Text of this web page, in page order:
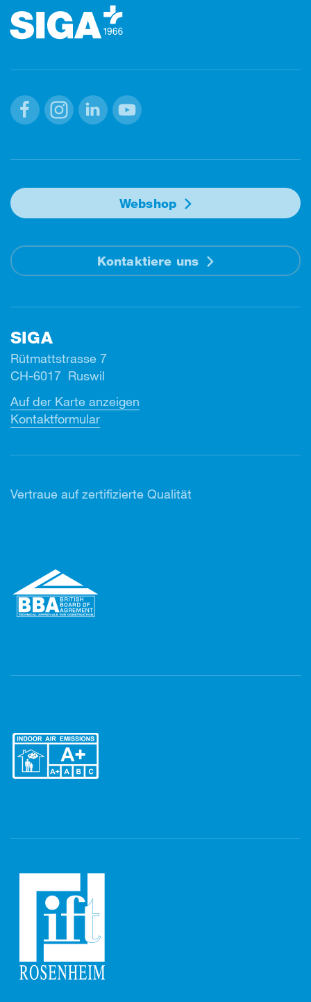
Webshop
Kontaktiere uns
SIGA
Rütmattstrasse 7
CH-6017 Ruswil
Auf der Karte anzeigen
Kontaktformular
Vertraue auf zertifizierte Qualität